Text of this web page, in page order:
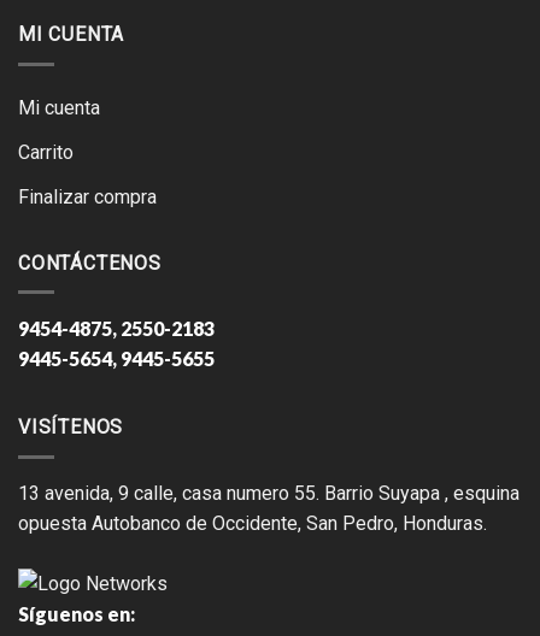
MI CUENTA
Mi cuenta
Carrito
Finalizar compra
CONTÁCTENOS
9454-4875, 2550-2183
9445-5654, 9445-5655
VISÍTENOS
13 avenida, 9 calle, casa numero 55. Barrio Suyapa , esquina
opuesta Autobanco de Occidente, San Pedro, Honduras.
Síguenos en: